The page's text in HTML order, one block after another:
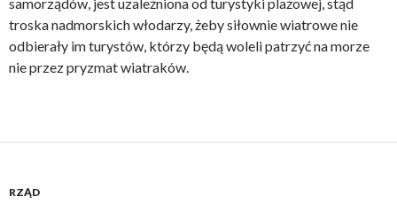
troska nadmorskich włodarzy, żeby siłownie wiatrowe nie
odbierały im turystów, którzy będą woleli patrzyć na morze
nie przez pryzmat wiatraków.
RZĄD